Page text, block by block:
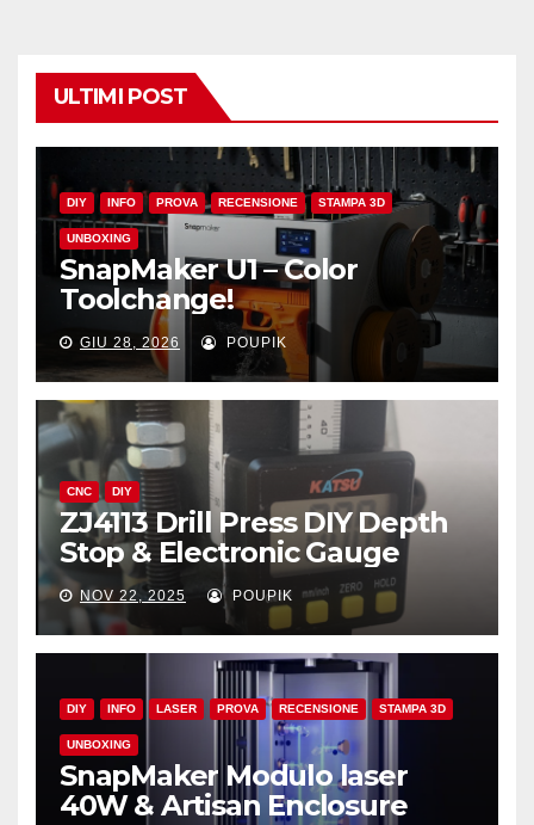
ULTIMI POST
DIY INFO PROVA RECENSIONE STAMPA 3D
UNBOXING
SnapMaker U1 – Color
Toolchange!
GIU 28, 2026 POUPIK
CNC DIY
ZJ4113 Drill Press DIY Depth
Stop & Electronic Gauge
NOV 22, 2025 POUPIK
DIY INFO LASER PROVA RECENSIONE STAMPA 3D
UNBOXING
SnapMaker Modulo laser
40W & Artisan Enclosure